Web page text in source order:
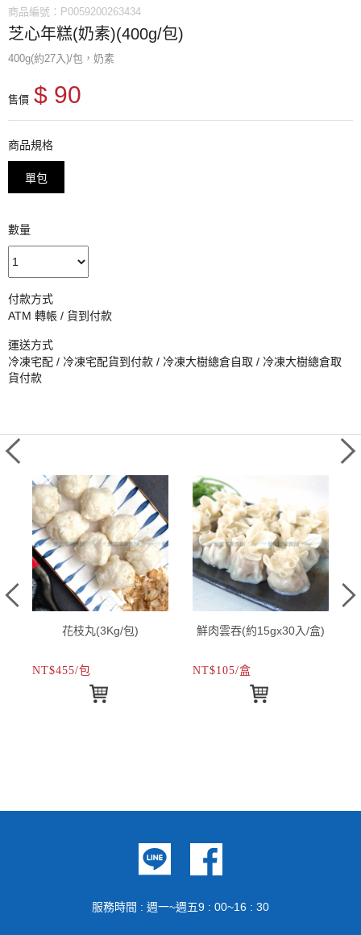
商品編號：P0059200263434
芝心年糕(奶素)(400g/包)
400g(約27入)/包，奶素
售價 $ 90
商品規格
單包
數量
付款方式
ATM 轉帳 / 貨到付款
運送方式
冷凍宅配 / 冷凍宅配貨到付款 / 冷凍大樹總倉自取 / 冷凍大樹總倉取
貨付款
花枝丸(3Kg/包)
NT$455/包
鮮肉雲吞(約15gx30入/盒)
NT$105/盒
服務時間 : 週一~週五9 : 00~16 : 30